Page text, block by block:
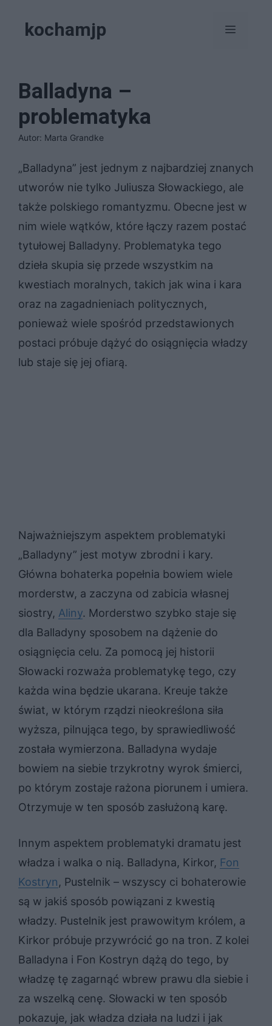
kochamjp Menu
Balladyna –
problematyka
Autor: Marta Grandke
„Balladyna” jest jednym z najbardziej znanych
utworów nie tylko Juliusza Słowackiego, ale
także polskiego romantyzmu. Obecne jest w
nim wiele wątków, które łączy razem postać
tytułowej Balladyny. Problematyka tego
dzieła skupia się przede wszystkim na
kwestiach moralnych, takich jak wina i kara
oraz na zagadnieniach politycznych,
ponieważ wiele spośród przedstawionych
postaci próbuje dążyć do osiągnięcia władzy
lub staje się jej ofiarą.
Najważniejszym aspektem problematyki
„Balladyny” jest motyw zbrodni i kary.
Główna bohaterka popełnia bowiem wiele
morderstw, a zaczyna od zabicia własnej
siostry, Aliny. Morderstwo szybko staje się
dla Balladyny sposobem na dążenie do
osiągnięcia celu. Za pomocą jej historii
Słowacki rozważa problematykę tego, czy
każda wina będzie ukarana. Kreuje także
świat, w którym rządzi nieokreślona siła
wyższa, pilnująca tego, by sprawiedliwość
została wymierzona. Balladyna wydaje
bowiem na siebie trzykrotny wyrok śmierci,
po którym zostaje rażona piorunem i umiera.
Otrzymuje w ten sposób zasłużoną karę.
Innym aspektem problematyki dramatu jest
władza i walka o nią. Balladyna, Kirkor, Fon
Kostryn, Pustelnik – wszyscy ci bohaterowie
są w jakiś sposób powiązani z kwestią
władzy. Pustelnik jest prawowitym królem, a
Kirkor próbuje przywrócić go na tron. Z kolei
Balladyna i Fon Kostryn dążą do tego, by
władzę tę zagarnąć wbrew prawu dla siebie i
za wszelką cenę. Słowacki w ten sposób
pokazuje, jak władza działa na ludzi i jak